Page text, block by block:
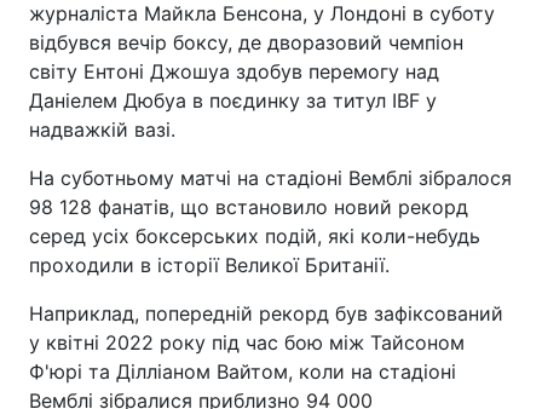
журналіста Майкла Бенсона, у Лондоні в суботу
відбувся вечір боксу, де дворазовий чемпіон
світу Ентоні Джошуа здобув перемогу над
Даніелем Дюбуа в поєдинку за титул IBF у
надважкій вазі.
На суботньому матчі на стадіоні Вемблі зібралося
98 128 фанатів, що встановило новий рекорд
серед усіх боксерських подій, які коли-небудь
проходили в історії Великої Британії.
Наприклад, попередній рекорд був зафіксований
у квітні 2022 року під час бою між Тайсоном
Ф'юрі та Ділліаном Вайтом, коли на стадіоні
Вемблі зібралися приблизно 94 000